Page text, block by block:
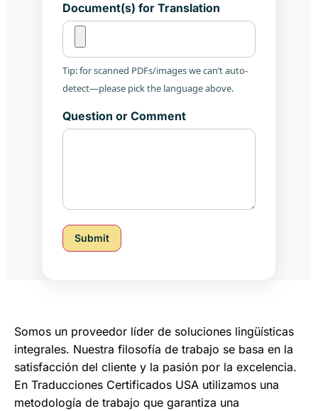
Document(s) for Translation
Tip: for scanned PDFs/images we can’t auto-
detect—please pick the language above.
Question or Comment
Submit
Somos un proveedor líder de soluciones lingüísticas
integrales. Nuestra filosofía de trabajo se basa en la
satisfacción del cliente y la pasión por la excelencia.
En Traducciones Certificados USA utilizamos una
metodología de trabajo que garantiza una